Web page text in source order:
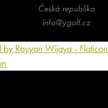
Česká republika
info@ygolf.cz
Royyan Wijaya - Flaticon